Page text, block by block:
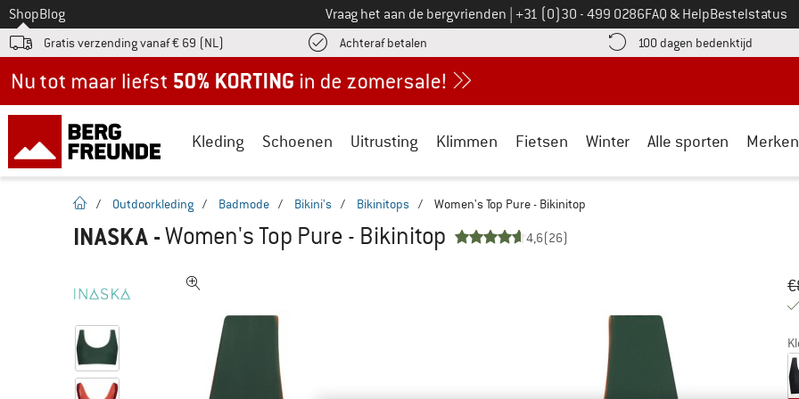
Naar
ShopBlog Vraag het aan de bergvrienden Bel ons op
+31 (0)30 - 499 0286FAQ & HelpBestelstatus
Gratis verzending vanaf € 69 (NL) Achteraf betalen vind de betalingsinformatie hier! Opent in een infovak
100 dagen bedenktijd Vind
Kleding Schoenen Uitrusting Klimmen Fietsen Winter Alle sporten Merken
Startpagina
/ Outdoorkleding / Badmode / Bikini's / Bikinitops / Women's Top Pure - Bikinitop
INASKA -Women's Top Pure - Bikinitop 4,6(26)
€